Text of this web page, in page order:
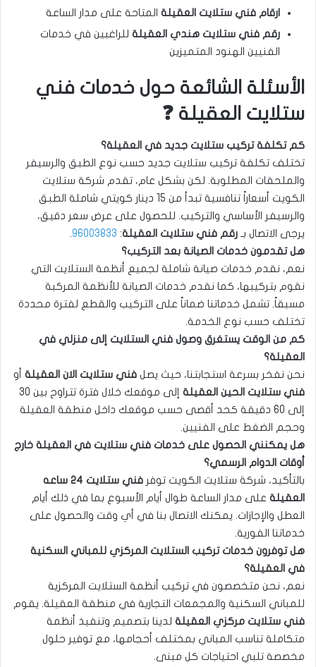
ارقام فني ستلايت العقيلة المتاحة على مدار الساعة
رقم فني ستلايت هندي العقيلة للراغبين في خدمات
الفنيين الهنود المتميزين
الأسئلة الشائعة حول خدمات فني
ستلايت العقيلة ❓
كم تكلفة تركيب ستلايت جديد في العقيلة؟
تختلف تكلفة تركيب ستلايت جديد حسب نوع الطبق والرسيفر
والملحقات المطلوبة. لكن بشكل عام، تقدم شركة ستلايت
الكويت أسعاراً تنافسية تبدأ من 15 دينار كويتي شاملة الطبق
والرسيفر الأساسي والتركيب. للحصول على عرض سعر دقيق،
يرجى الاتصال بـ رقم فني ستلايت العقيلة:
96003833
.
هل تقدمون خدمات الصيانة بعد التركيب؟
نعم، نقدم خدمات صيانة شاملة لجميع أنظمة الستلايت التي
نقوم بتركيبها، كما نقدم خدمات الصيانة للأنظمة المركبة
مسبقاً. تشمل خدماتنا ضماناً على التركيب والقطع لفترة محددة
تختلف حسب نوع الخدمة.
كم من الوقت يستغرق وصول فني الستلايت إلى منزلي في
العقيلة؟
نحن نفخر بسرعة استجابتنا، حيث يصل فني ستلايت الان العقيلة أو
فني ستلايت الحين العقيلة
إلى موقعك خلال فترة تتراوح بين 30
إلى 60 دقيقة كحد أقصى حسب موقعك داخل منطقة العقيلة
وحجم الضغط على الفنيين.
هل يمكنني الحصول على خدمات فني ستلايت في العقيلة خارج
أوقات الدوام الرسمي؟
بالتأكيد، شركة ستلايت الكويت توفر
فني ستلايت ٢٤ ساعه
العقيلة على مدار الساعة طوال أيام الأسبوع بما في ذلك أيام
العطل والإجازات. يمكنك الاتصال بنا في أي وقت والحصول على
خدماتنا الفورية.
هل توفرون خدمات تركيب الستلايت المركزي للمباني السكنية
في العقيلة؟
نعم، نحن متخصصون في تركيب أنظمة الستلايت المركزية
للمباني السكنية والمجمعات التجارية في منطقة العقيلة. يقوم
فني ستلايت مركزي العقيلة لدينا بتصميم وتنفيذ أنظمة
متكاملة تناسب المباني بمختلف أحجامها، مع توفير حلول
مخصصة تلبي احتياجات كل مبنى.